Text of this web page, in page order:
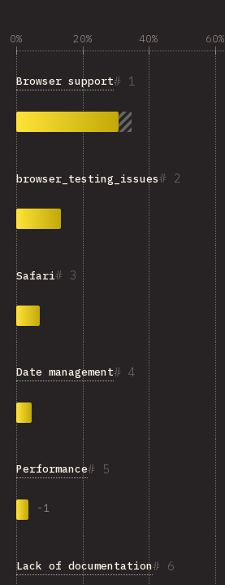
0% 20% 40% 60%
1
Browser support
2
browser_testing_issues
3
Safari
4
Date management
5
Performance
-1
6
Lack of documentation